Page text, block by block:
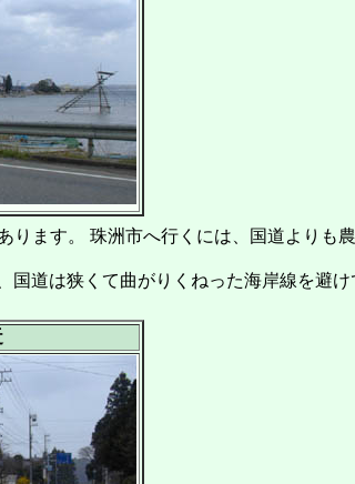
ます。 珠洲市へ行くには、国道よりも農
道は狭くて曲がりくねった海岸線を避